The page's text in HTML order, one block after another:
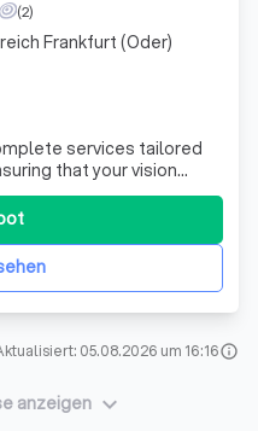
(2)
services tailored
that your vision
creativity. Whether you
for PAL or NTSC, HD
have you covered. Our
Frankfurt (Oder)
05.08.2026 um 16:16info
anzeigen keyboard_arrow_down